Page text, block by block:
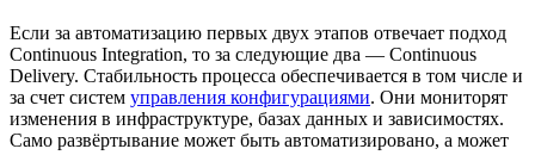
Если за автоматизацию первых двух этапов отвечает подход
Continuous Integration, то за следующие два — Continuous
Delivery. Стабильность процесса обеспечивается в том числе и
за счет систем управления конфигурациями. Они мониторят
изменения в инфраструктуре, базах данных и зависимостях.
Само развёртывание может быть автоматизировано, а может